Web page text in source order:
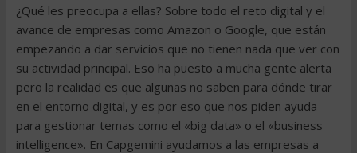
¿Qué les preocupa a ellas? Sobre todo el reto digital y el
avance de empresas como Amazon o Google, que están
empezando a dar servicios que no tienen nada que ver con
su actividad principal. Eso ha puesto a mucha gente alerta
pero la realidad es que algunas no saben para dónde tirar
en el entorno digital, y es por eso que nos piden ayuda
para gestionar temas como el «big data» o el «business
intelligence». En Capgemini ayudamos a las empresas a